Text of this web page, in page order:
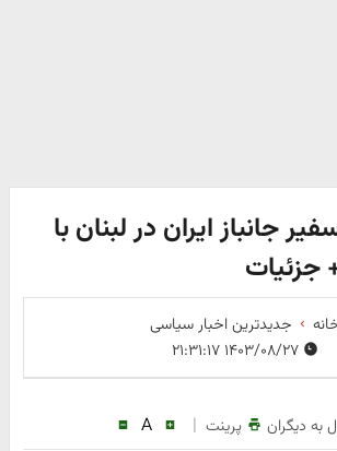
جانباز ایران در لبنان با
جزئیات
جدیدترین اخبار سیاسی
۱۴۰۳/۰۸/۲۷ ۲۱:۳۱:۱۷
به دیگران پرینت |
A